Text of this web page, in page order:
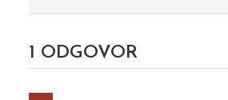
1 ODGOVOR